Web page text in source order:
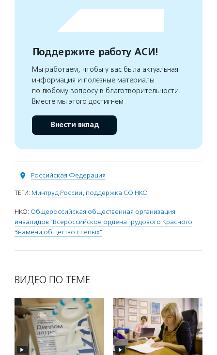
Поддержите работу АСИ!
Мы работаем, чтобы у вас была актуальная
информация и полезные материалы
по любому вопросу в благотворительности.
Вместе мы этого достигнем
Внести вклад
Российская Федерация
ТЕГИ: Минтруд России, поддержка СО НКО
НКО: Общероссийская общественная организация
инвалидов "Всероссийское ордена Трудового Красного
Знамени общество слепых"
ВИДЕО ПО ТЕМЕ